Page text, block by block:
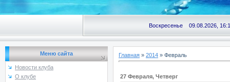
Воскресенье 09.08.2026,
Меню сайта
Новости клуба
О клубе
Главная » 2014 » Февраль
27 Февраля, Четверг